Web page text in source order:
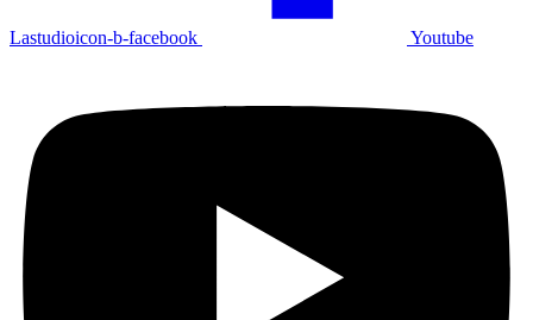
Lastudioicon-b-facebook Youtube